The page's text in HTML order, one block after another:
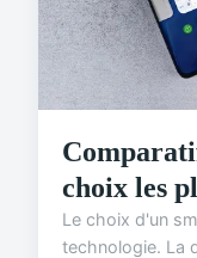
choix les
Le choix d'un
technologie. La